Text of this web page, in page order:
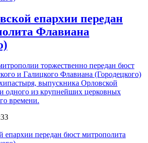
епархии передан
Флавиана
торжественно передан бюст
и Галицкого Флавиана (Городецкого)
выпускника Орловской
одного из крупнейших церковных
времени.